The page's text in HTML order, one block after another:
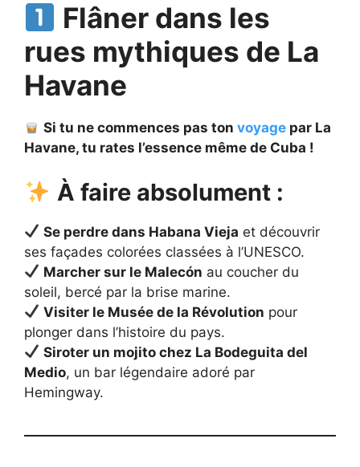
Flâner dans les
rues mythiques de La
Havane
Si tu ne commences pas tonvoyage par La
Havane, tu rates l’essence même de Cuba !
À faire absolument :
Se perdre dans Habana Vieja et découvrir
ses façades colorées classées à l’UNESCO.
Marcher sur le Malecón au coucher du
soleil, bercé par la brise marine.
Visiter le Musée de la Révolution pour
plonger dans l’histoire du pays.
Siroter un mojito chez La Bodeguita del
Medio, un bar légendaire adoré par
Hemingway.